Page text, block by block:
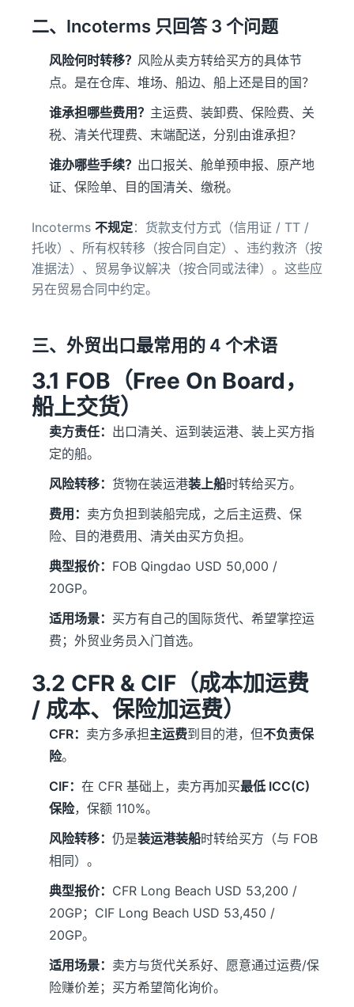
二、Incoterms 只回答 3 个问题
风险何时转移？ 风险从卖方转给买方的具体节
点。是在仓库、堆场、船边、船上还是目的国？
谁承担哪些费用？ 主运费、装卸费、保险费、关
税、清关代理费、末端配送，分别由谁承担？
谁办哪些手续？ 出口报关、舱单预申报、原产地
证、保险单、目的国清关、缴税。
Incoterms 不规定：货款支付方式（信用证 / TT /
托收）、所有权转移（按合同自定）、违约救济（按
准据法）、贸易争议解决（按合同或法律）。这些应
另在贸易合同中约定。
三、外贸出口最常用的 4 个术语
3.1 FOB（Free On Board，
船上交货）
卖方责任： 出口清关、运到装运港、装上买方指
定的船。
风险转移： 货物在装运港装上船时转给买方。
费用： 卖方负担到装船完成，之后主运费、保
险、目的港费用、清关由买方负担。
典型报价： FOB Qingdao USD 50,000 /
20GP。
适用场景： 买方有自己的国际货代、希望掌控运
费；外贸业务员入门首选。
3.2 CFR & CIF（成本加运费
/ 成本、保险加运费）
CFR： 卖方多承担主运费到目的港，但不负责保
险。
CIF： 在 CFR 基础上，卖方再加买最低 ICC(C)
保险，保额 110%。
风险转移： 仍是装运港装船时转给买方（与 FOB
相同）。
典型报价： CFR Long Beach USD 53,200 /
20GP；CIF Long Beach USD 53,450 /
20GP。
适用场景： 卖方与货代关系好、愿意通过运费/保
险赚价差；买方希望简化询价。